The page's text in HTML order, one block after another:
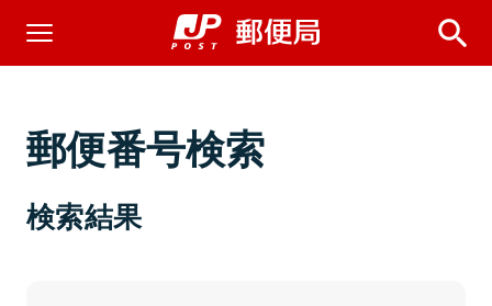
郵便番号検索
検索結果